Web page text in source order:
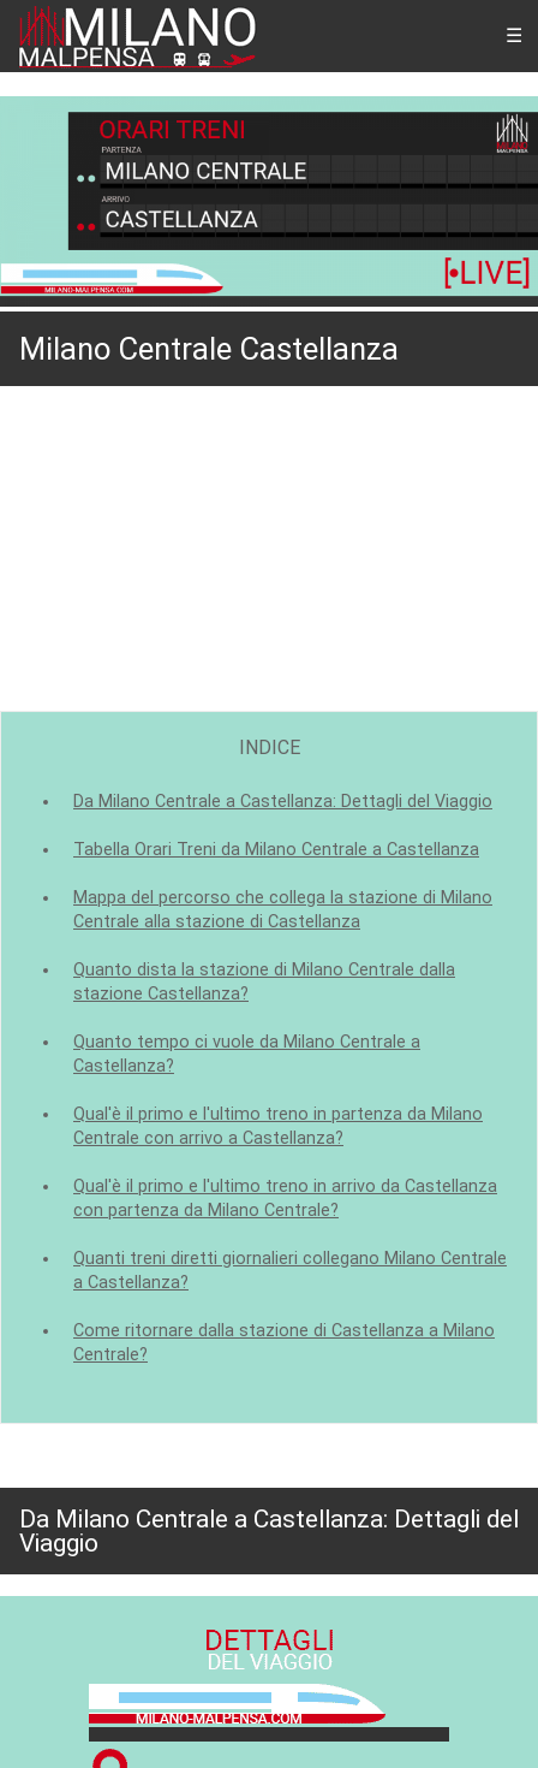
Milano Centrale Castellanza
INDICE
Da Milano Centrale a Castellanza: Dettagli del Viaggio
Tabella Orari Treni da Milano Centrale a Castellanza
Mappa del percorso che collega la stazione di Milano
Centrale alla stazione di Castellanza
Quanto dista la stazione di Milano Centrale dalla
stazione Castellanza?
Quanto tempo ci vuole da Milano Centrale a
Castellanza?
Qual'è il primo e l'ultimo treno in partenza da Milano
Centrale con arrivo a Castellanza?
Qual'è il primo e l'ultimo treno in arrivo da Castellanza
con partenza da Milano Centrale?
Quanti treni diretti giornalieri collegano Milano Centrale
a Castellanza?
Come ritornare dalla stazione di Castellanza a Milano
Centrale?
Da Milano Centrale a Castellanza: Dettagli del
Viaggio